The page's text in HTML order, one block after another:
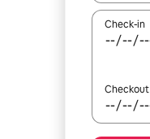
Check-in
Checkout